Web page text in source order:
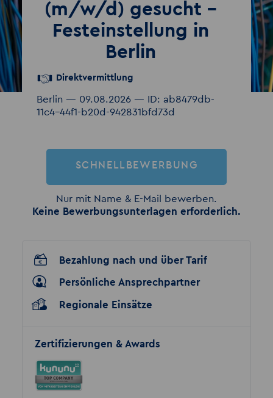
(m/w/d) gesucht –
Festeinstellung in
Berlin
Direktvermittlung
Berlin — 09.08.2026 — ID: ab8479db-
11c4-44f1-b20d-942831bfd73d
SCHNELLBEWERBUNG
Nur mit Name & E-Mail bewerben.
Keine Bewerbungsunterlagen erforderlich.
Bezahlung nach und über Tarif
Persönliche Ansprechpartner
Regionale Einsätze
Zertifizierungen & Awards